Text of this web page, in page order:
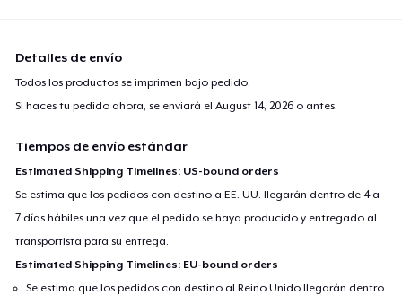
Detalles de envío
Todos los productos se imprimen bajo pedido.
Si haces tu pedido ahora, se enviará elAugust 14, 2026 o antes.
Tiempos de envío estándar
Estimated Shipping Timelines: US-bound orders
Se estima que los pedidos con destino a EE. UU. llegarán dentro de 4 a
7 días hábiles una vez que el pedido se haya producido y entregado al
transportista para su entrega.
Estimated Shipping Timelines: EU-bound orders
Se estima que los pedidos con destino al Reino Unido llegarán dentro